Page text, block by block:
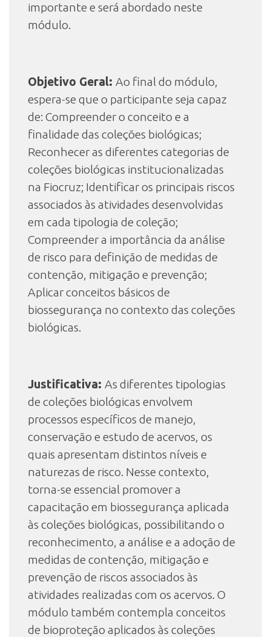
importante e será abordado neste
módulo.
Objetivo Geral: Ao final do módulo,
espera-se que o participante seja capaz
de: Compreender o conceito e a
finalidade das coleções biológicas;
Reconhecer as diferentes categorias de
coleções biológicas institucionalizadas
na Fiocruz; Identificar os principais riscos
associados às atividades desenvolvidas
em cada tipologia de coleção;
Compreender a importância da análise
de risco para definição de medidas de
contenção, mitigação e prevenção;
Aplicar conceitos básicos de
biossegurança no contexto das coleções
biológicas.
Justificativa: As diferentes tipologias
de coleções biológicas envolvem
processos específicos de manejo,
conservação e estudo de acervos, os
quais apresentam distintos níveis e
naturezas de risco. Nesse contexto,
torna-se essencial promover a
capacitação em biossegurança aplicada
às coleções biológicas, possibilitando o
reconhecimento, a análise e a adoção de
medidas de contenção, mitigação e
prevenção de riscos associados às
atividades realizadas com os acervos. O
módulo também contempla conceitos
de bioproteção aplicados às coleções